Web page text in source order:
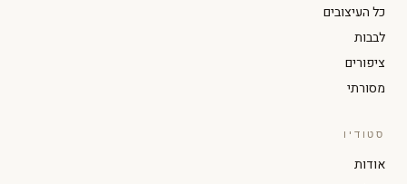
כל העיצובים
לבבות
ציפורים
מסורתי
סטודיו
אודות